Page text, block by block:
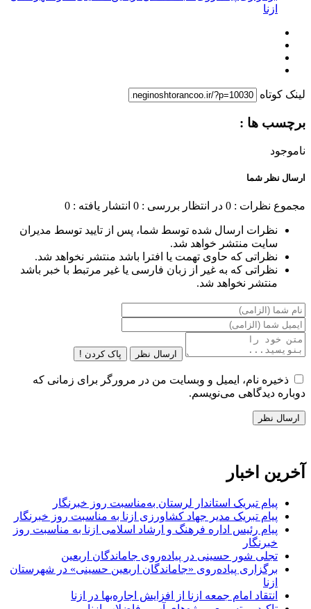
ازنا
لینک کوتاه
برچسب ها :
ناموجود
ارسال نظر شما
مجموع نظرات : 0 در انتظار بررسی : 0 انتشار یافته : 0
نظرات ارسال شده توسط شما، پس از تایید توسط مدیران
سایت منتشر خواهد شد.
نظراتی که حاوی تهمت یا افترا باشد منتشر نخواهد شد.
نظراتی که به غیر از زبان فارسی یا غیر مرتبط با خبر باشد
منتشر نخواهد شد.
ارسال نظر پاک کردن !
ذخیره نام، ایمیل و وبسایت من در مرورگر برای زمانی که
دوباره دیدگاهی می‌نویسم.
آخرین اخبار
پیام تبریک استاندار لرستان به‌مناسبت روز خبرنگار
پیام تبریک مدیر جهاد کشاورزی ازنا به مناسبت روز خبرنگار
پیام رئیس اداره فرهنگ و ارشاد اسلامی ازنا به مناسبت روز
خبرنگار
تجلی شور حسینی در پیاده‌روی جاماندگان اربعین
برگزاری پیاده‌روی «جاماندگان اربعین حسینی» در شهرستان
ازنا
انتقاد امام جمعه ازنا از افزایش اجاره‌بها در ازنا